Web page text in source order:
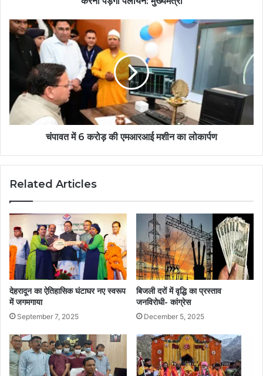
चंपावत में 6 करोड़ की एमआरआई मशीन का लोकार्पण
Related Articles
देहरादून का ऐतिहासिक घंटाघर नए स्वरूप
में जगमगाया
September 7, 2025
बिजली दरों में वृद्धि का प्रस्ताव
जनविरोधी- कांग्रेस
December 5, 2025